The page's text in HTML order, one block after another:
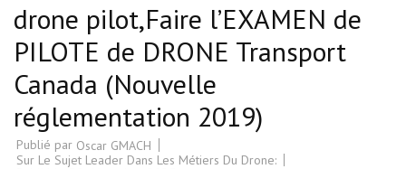
drone pilot,Faire l’EXAMEN de
PILOTE de DRONE Transport
Canada (Nouvelle
réglementation 2019)
Publié par Oscar GMACH
Sur Le Sujet Leader Dans Les Métiers Du Drone: